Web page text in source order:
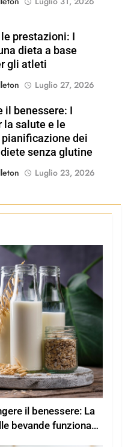
prestazioni: I
dieta a base
gli atleti
Luglio 27, 2026
benessere: I
la salute e le
dei
senza glutine
Luglio 23, 2026
il benessere: La
bevande funzionali